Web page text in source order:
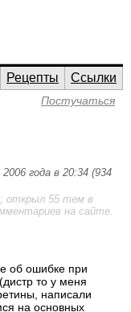
Рецепты
Ссылки
Постучаться
года в 20:34 (934
открыл 55 тем в
на сайте.
об ошибке при
то у меня
написали
на основных